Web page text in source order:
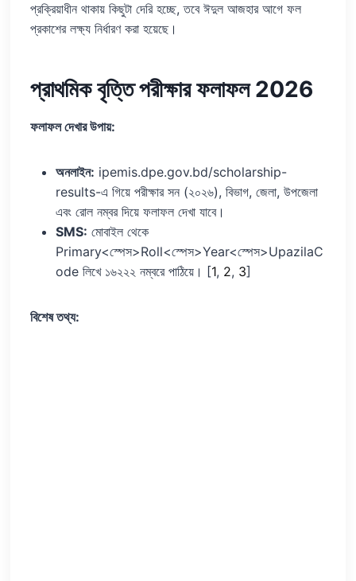
প্রক্রিয়াধীন থাকায় কিছুটা দেরি হচ্ছে, তবে ঈদুল আজহার আগে ফল
প্রকাশের লক্ষ্য নির্ধারণ করা হয়েছে।
প্রাথমিক বৃত্তি পরীক্ষার ফলাফল 2026
ফলাফল দেখার উপায়:
অনলাইন: ipemis.dpe.gov.bd/scholarship-
results-এ গিয়ে পরীক্ষার সন (২০২৬), বিভাগ, জেলা, উপজেলা
এবং রোল নম্বর দিয়ে ফলাফল দেখা যাবে।
SMS: মোবাইল থেকে
Primary<স্পেস>Roll<স্পেস>Year<স্পেস>UpazilaC
ode লিখে ১৬২২২ নম্বরে পাঠিয়ে। [1, 2, 3]
বিশেষ তথ্য: